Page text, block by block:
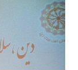
ورزشی